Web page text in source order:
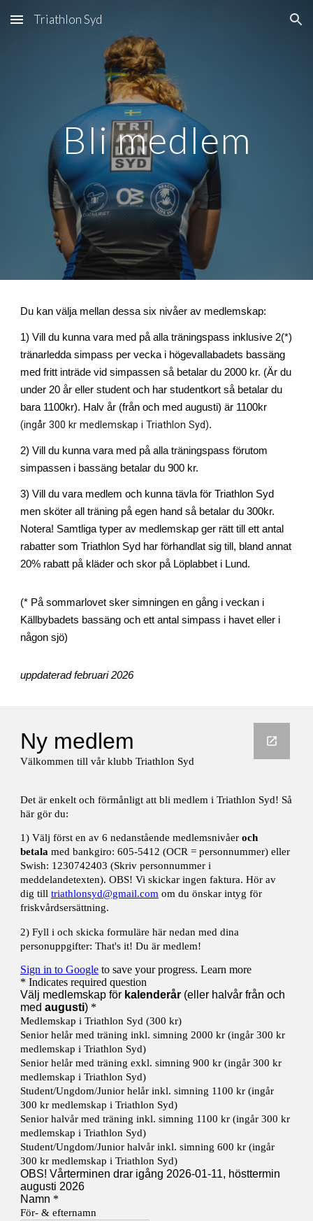
Skip to main content Skip to navigation
Triathlon Syd
Bli medlem
Du kan välja mellan dessa six nivåer av medlemskap:
1) Vill du kunna vara med på alla träningspass inklusive 2(*)
tränarledda simpass per vecka i högevallabadets bassäng
med fritt inträde vid simpassen så betalar du 2000 kr. (Är du
under 20 år eller student och har studentkort så betalar du
bara 1100kr). Halv år (från och med augusti) är 1100kr
(ingår 300 kr medlemskap i Triathlon Syd).
2) Vill du kunna vara med på alla träningspass förutom
simpassen i bassäng betalar du 900 kr.
3) Vill du vara medlem och kunna tävla för Triathlon Syd
men sköter all träning på egen hand så betalar du 300kr.
Notera! Samtliga typer av medlemskap ger rätt till ett antal
rabatter som Triathlon Syd har förhandlat sig till, bland annat
20% rabatt på kläder och skor på Löplabbet i Lund.
(* På sommarlovet sker simningen en gång i veckan i
Källbybadets bassäng och ett antal simpass i havet eller i
någon sjö)
uppdaterad februari 2026